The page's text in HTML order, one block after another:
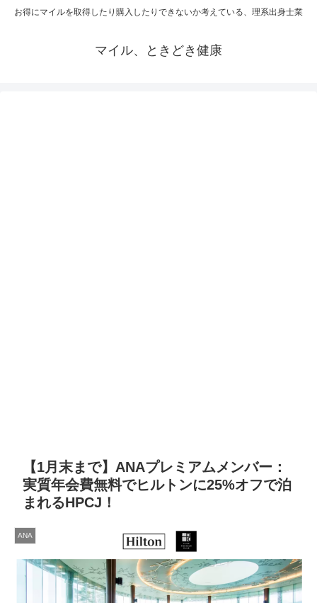
お得にマイルを取得したり購入したりできないか考えている、理系出身士業
マイル、ときどき健康
【1月末まで】ANAプレミアムメンバー：
実質年会費無料でヒルトンに25%オフで泊
まれるHPCJ！
ANA